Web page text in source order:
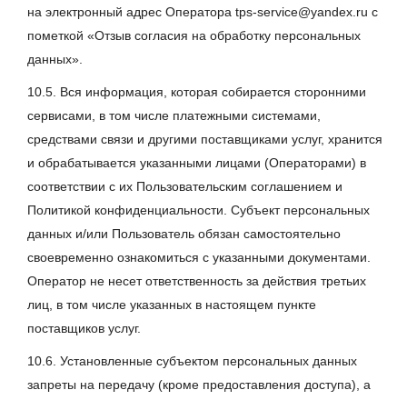
на электронный адрес Оператора tps-service@yandex.ru с
пометкой «Отзыв согласия на обработку персональных
данных».
10.5. Вся информация, которая собирается сторонними
сервисами, в том числе платежными системами,
средствами связи и другими поставщиками услуг, хранится
и обрабатывается указанными лицами (Операторами) в
соответствии с их Пользовательским соглашением и
Политикой конфиденциальности. Субъект персональных
данных и/или Пользователь обязан самостоятельно
своевременно ознакомиться с указанными документами.
Оператор не несет ответственность за действия третьих
лиц, в том числе указанных в настоящем пункте
поставщиков услуг.
10.6. Установленные субъектом персональных данных
запреты на передачу (кроме предоставления доступа), а